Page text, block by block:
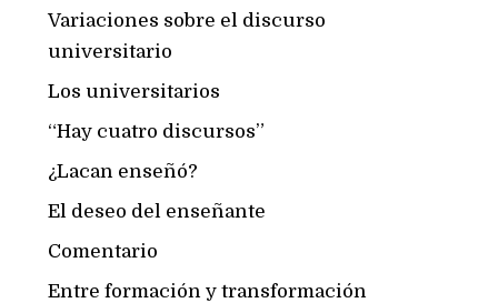
Variaciones sobre el discurso
universitario
Los universitarios
“Hay cuatro discursos”
¿Lacan enseñó?
El deseo del enseñante
Comentario
Entre formación y transformación